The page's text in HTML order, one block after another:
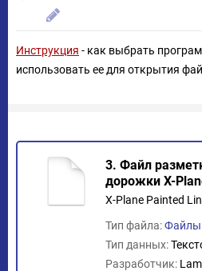
Инструкция - как выбрать
использовать ее для открытия
3. Файл
дорожки X-
X-Plane Painted
Тип файла:Файлы
Тип данных:
Разработчик: